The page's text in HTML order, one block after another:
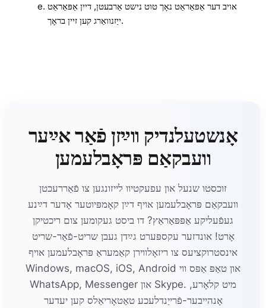
אויב דער אַפּאַראַט נאָך טוט נישט אַרבעטן, דיין אַפּאַראַט
ייַזנוואַרג קען זיין בראָך.
אָנשטעלנדיק ווײַזן פֿאַר אײַער
וועבקאַם פּראָבלעמען
זוכסטו שנעל און עפעקטיוו לייזונגען צו פֿאַררעכטן
וועבקאַם פּראָבלעמען אויף דײַן קאָמפּיוטער אָדער דײַנע
געפֿעליקע אַפּפּאַראַץ? דו ביסט געקומען צום ריכטיקן
אָרט! אונדזער עקספּערט גײַדן געבן שריט-פֿאַר-שריט
אינסטרוקציעס צו ריזאָלווירן קאַמעראַ פּראָבלעמען אויף
Windows, macOS, iOS, Android און טאַפּ אַפּס ווי
WhatsApp, Messenger און Skype. מיט קלאָרע,
אָנהייבער-פֿרייַנדלעכע טאַטאָריאַלס קען יעדער